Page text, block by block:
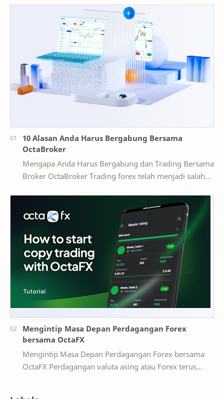
10 Alasan Anda Harus Bergabung Bersama
OctaBroker
Mengapa Anda Harus Bergabung dan Trading Bersama
Broker OctaBroker Trading forex telah menjadi salah
Mengintip Masa Depan Perdagangan Forex
bersama OctaFX
Mengintip Masa Depan Perdagangan Forex bersama
OctaFX Perdagangan valuta asing atau Forex terus